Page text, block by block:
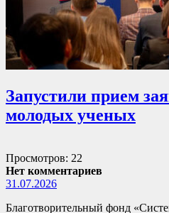
Запустили прием
молодых ученых
Просмотров: 22
Нет комментариев
31.07.2026
Благотворительный фонд